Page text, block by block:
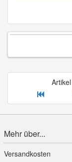
Artikel
Mehr über...
Versandkosten